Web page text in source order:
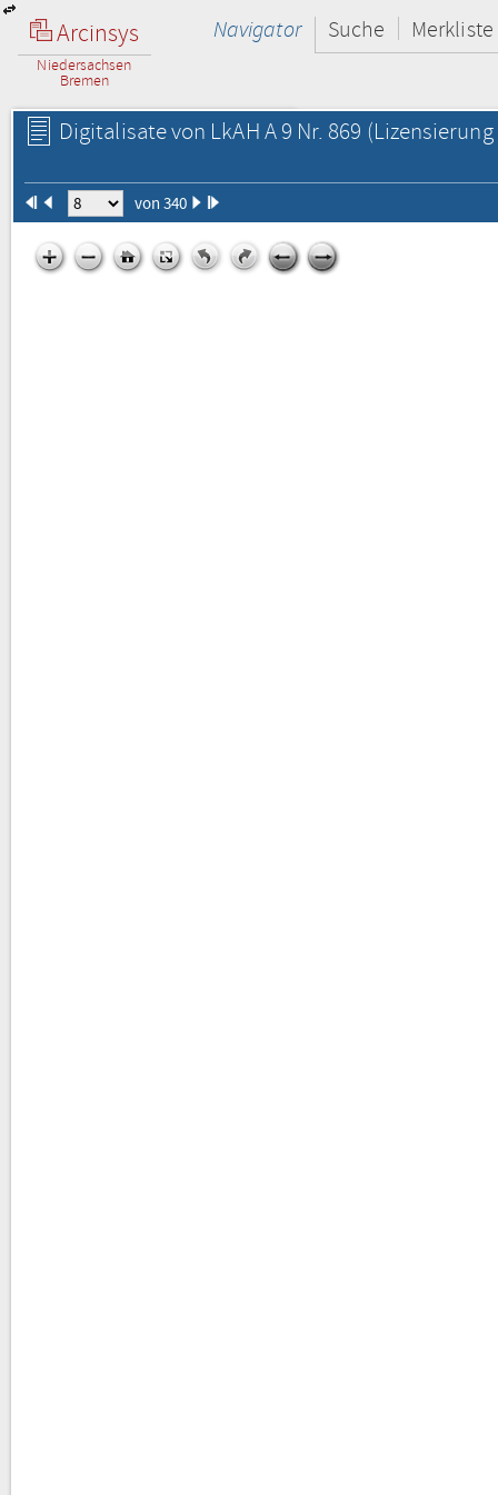
Arcinsys
Niedersachsen
Bremen
Navigator Suche Merkliste
Digitalisate von LkAH A 9 Nr. 869
von 340